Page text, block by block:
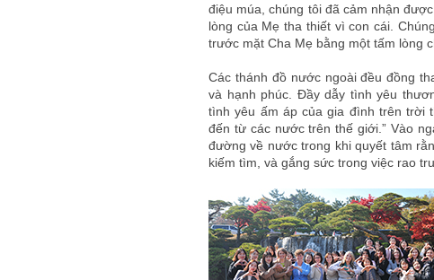
điệu múa, chúng tôi đã cảm nhận
lòng của Mẹ tha thiết vì con cái.
trước mặt Cha Mẹ bằng một tấm lòng
Các thánh đồ nước ngoài đều đồng
và hạnh phúc. Đầy dẫy tình yêu
tình yêu ấm áp của gia đình trên trời
đến từ các nước trên thế giới.” Vào
đường về nước trong khi quyết tâm
kiếm tìm, và gắng sức trong việc rao